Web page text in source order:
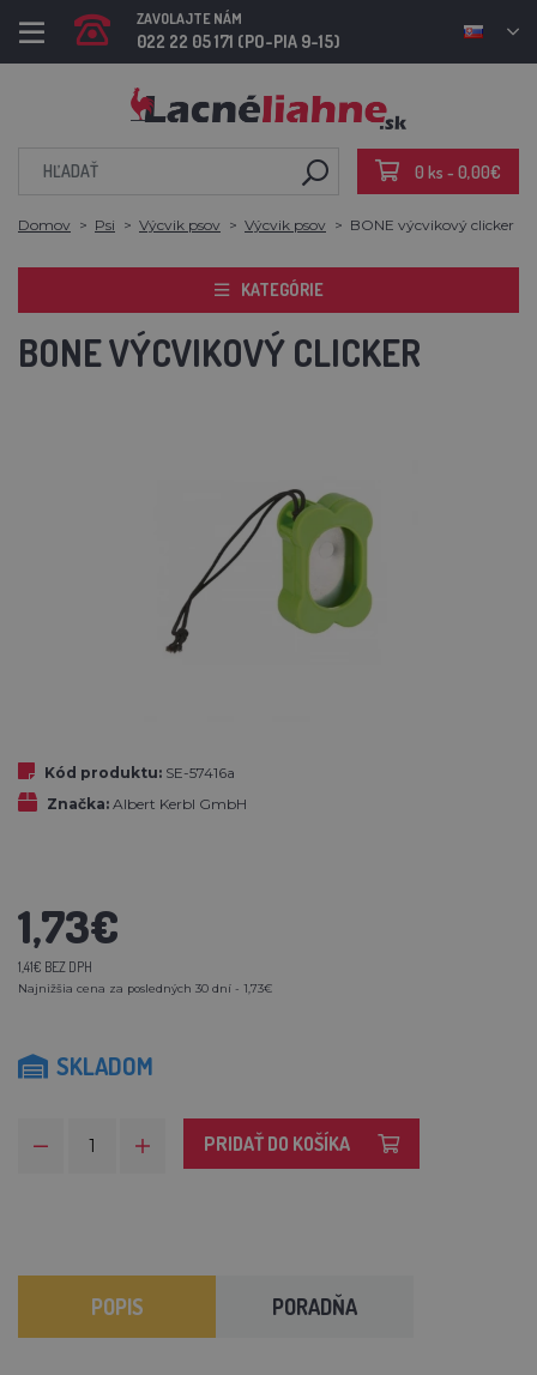
ZAVOLAJTE NÁM
022 22 05 171 (PO-PIA 9-15)
0 ks - 0,00€
Domov Psi Výcvik psov Výcvik psov BONE výcvikový clicker
KATEGÓRIE
BONE VÝCVIKOVÝ CLICKER
Kód produktu: SE-57416a
Značka: Albert Kerbl GmbH
1,73€
1,41€ BEZ DPH
Najnižšia cena za posledných 30 dní - 1,73€
SKLADOM
PRIDAŤ DO KOŠÍKA
POPIS PORADŇA